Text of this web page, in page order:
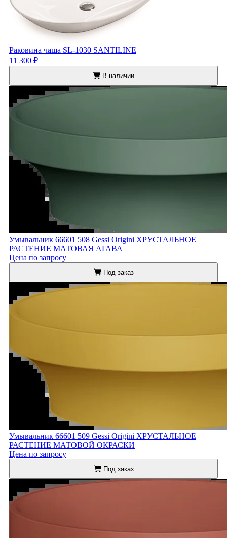
Раковина чаша SL-1030 SANTILINE
11 300 ₽
В наличии
Умывальник 66601 508 Gessi Origini ХРУСТАЛЬНОЕ
РАСТЕНИЕ МАТОВАЯ АГАВА
Цена по запросу
Под заказ
Умывальник 66601 509 Gessi Origini ХРУСТАЛЬНОЕ
РАСТЕНИЕ МАТОВОЙ ОКРАСКИ
Цена по запросу
Под заказ